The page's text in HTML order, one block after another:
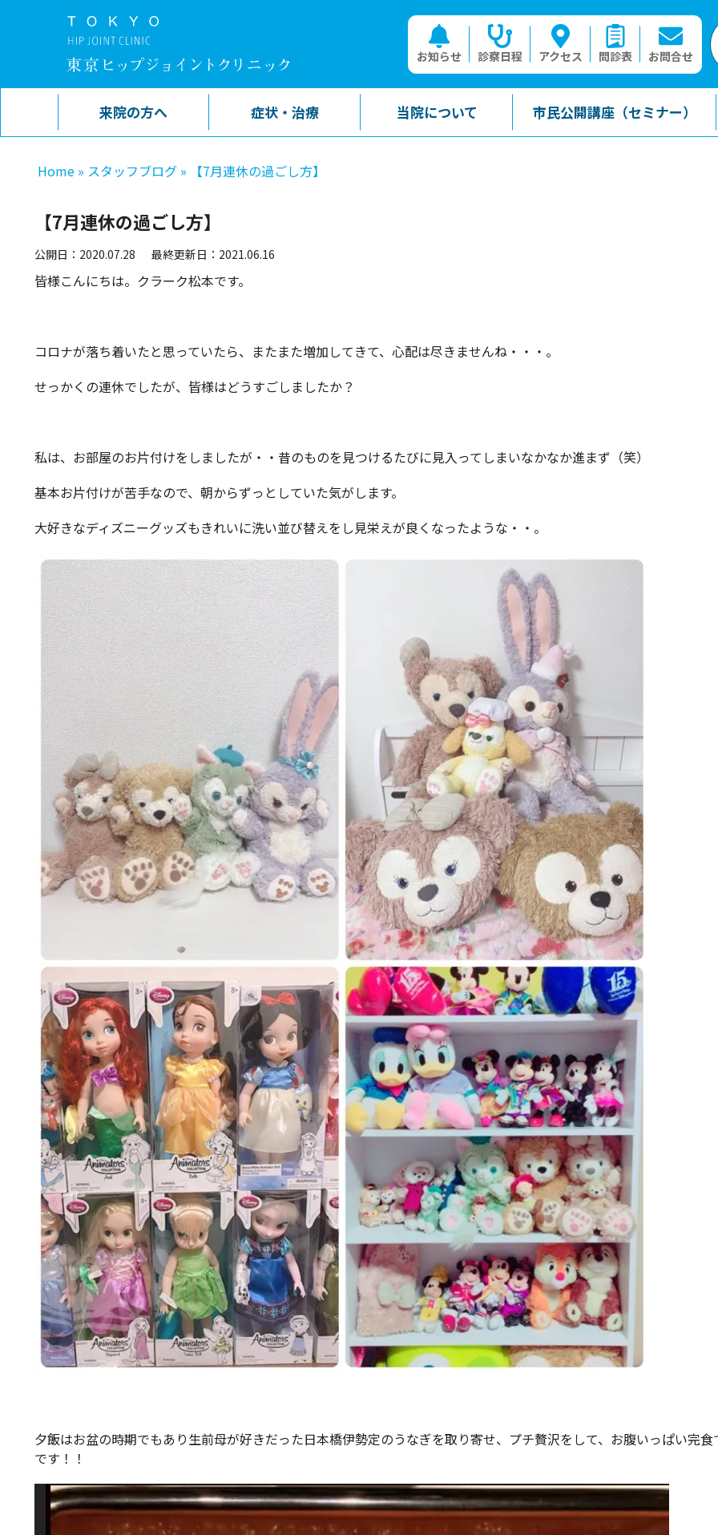
お知らせ 診察日程 アクセス 問診表 お問合せ
来院の方へ 症状・治療 当院について 市民公開講座（セミナー）
Home » スタッフブログ » 【7月連休の過ごし方】
【7月連休の過ごし方】
公開日：2020.07.28 最終更新日：2021.06.16
皆様こんにちは。クラーク松本です。
コロナが落ち着いたと思っていたら、またまた増加してきて、心配は尽きませんね・・・。
せっかくの連休でしたが、皆様はどうすごしましたか？
私は、お部屋のお片付けをしましたが・・昔のものを見つけるたびに見入ってしまいなかなか進まず（笑）
基本お片付けが苦手なので、朝からずっとしていた気がします。
大好きなディズニーグッズもきれいに洗い並び替えをし見栄えが良くなったような・・。
夕飯はお盆の時期でもあり生前母が好きだった日本橋伊勢定のうなぎを取り寄せ、プチ贅沢をして、お腹いっぱい完食
です！！